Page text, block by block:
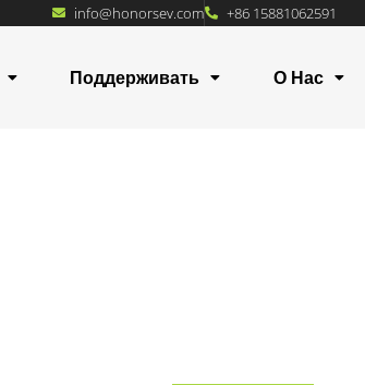
info@honorsev.com +86 15881062591
Поддерживать О Нас